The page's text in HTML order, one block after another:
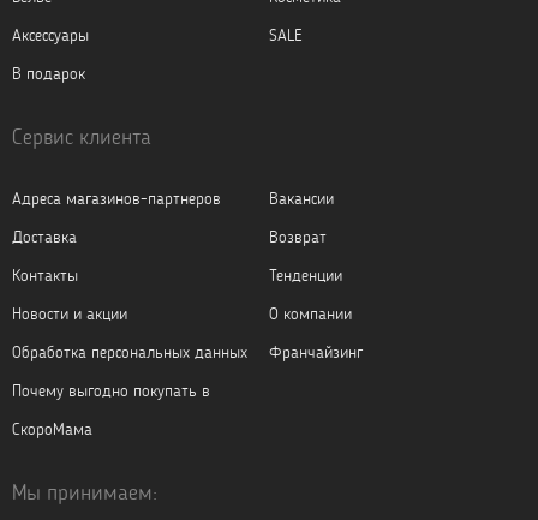
Аксессуары
SALE
В подарок
Сервис клиента
Адреса магазинов-партнеров
Вакансии
Доставка
Возврат
Контакты
Тенденции
Новости и акции
О компании
Обработка персональных данных
Франчайзинг
Почему выгодно покупать в
СкороМама
Мы принимаем: